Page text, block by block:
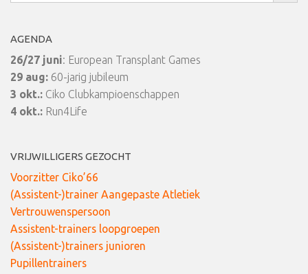
AGENDA
26/27 juni: European Transplant Games
29 aug: 60-jarig jubileum
3 okt.: Ciko Clubkampioenschappen
4 okt.: Run4Life
VRIJWILLIGERS GEZOCHT
Voorzitter Ciko’66
(Assistent-)trainer Aangepaste Atletiek
Vertrouwenspersoon
Assistent-trainers loopgroepen
(Assistent-)trainers junioren
Pupillentrainers